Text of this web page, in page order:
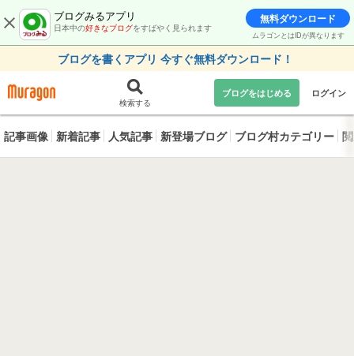
ブログみるアプリ
日本中の好きなブログをすばやく見られます
無料ダウンロード
ムラゴンとはIDが異なります
ブログを書くアプリ 今すぐ無料ダウンロード！
検索する
ブログをはじめる ログイン
記事画像 新着記事 人気記事 新登場ブログ ブログ村カテゴリー